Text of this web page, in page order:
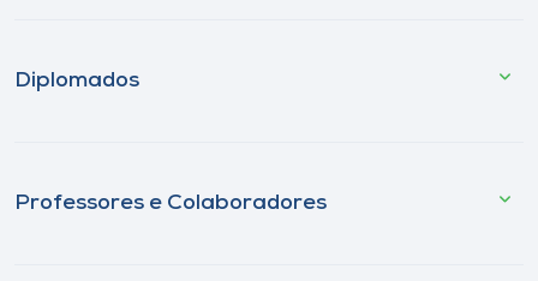
Diplomados
Professores e Colaboradores